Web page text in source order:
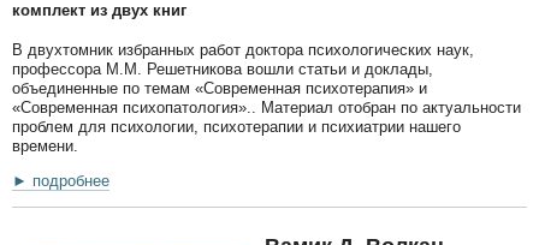
комплект из двух книг
В двухтомник избранных работ доктора психологических наук,
профессора М.М. Решетникова вошли статьи и доклады,
объединенные по темам «Современная психотерапия» и
«Современная психопатология».. Материал отобран по актуальности
проблем для психологии, психотерапии и психиатрии нашего
времени.
► подробнее